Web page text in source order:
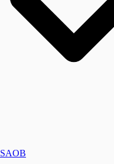
SAOB